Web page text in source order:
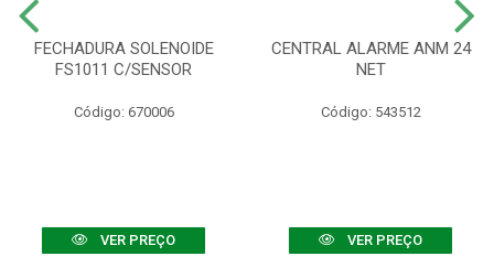
FECHADURA SOLENOIDE
FS1011 C/SENSOR
Código: 670006
VER PREÇO
CENTRAL ALARME ANM 24
NET
Código: 543512
VER PREÇO